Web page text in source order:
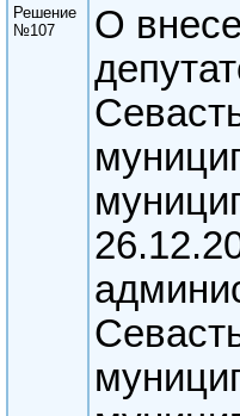
Решение
№107
О